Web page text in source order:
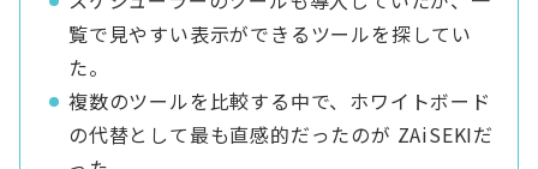
覧で見やすい表示ができるツールを探してい
た。
複数のツールを比較する中で、ホワイトボード
の代替として最も直感的だったのが ZAiSEKIだ